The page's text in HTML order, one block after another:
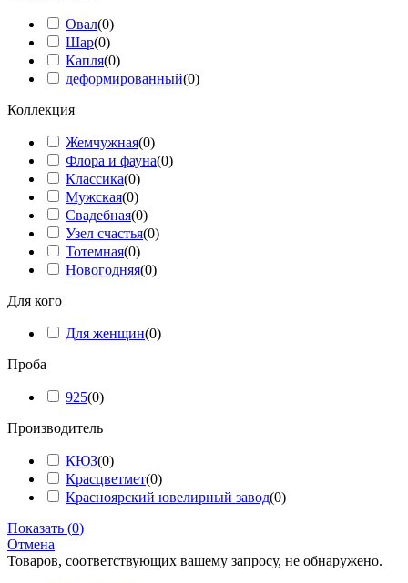
Овал(0)
Шар(0)
Капля(0)
деформированный(0)
Коллекция
Жемчужная(0)
Флора и фауна(0)
Классика(0)
Мужская(0)
Свадебная(0)
Узел счастья(0)
Тотемная(0)
Новогодняя(0)
Для кого
Для женщин(0)
Проба
925(0)
Производитель
КЮЗ(0)
Красцветмет(0)
Красноярский ювелирный завод(0)
Показать (0)
Отмена
Товаров, соответствующих вашему запросу, не обнаружено.